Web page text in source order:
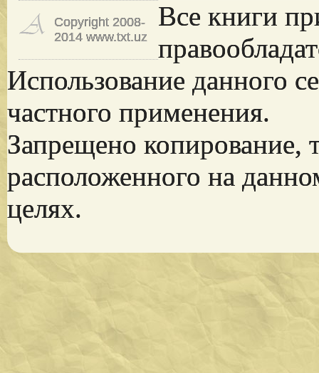
Copyright 2008-
2014 www.txt.uz
Все книги
Использование данного
частного применения.
Запрещено копирование,
расположенного на
целях.